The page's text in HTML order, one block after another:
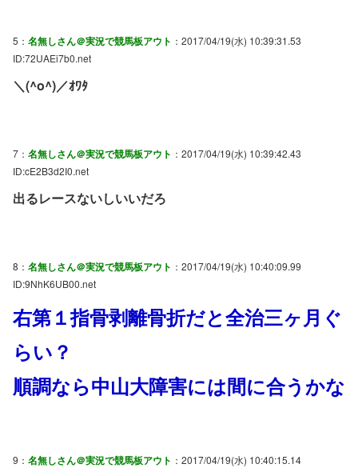
5： 名無しさん＠実況で競馬板アウト ：2017/04/19(水) 10:39:31.53
ID:72UAEi7b0.net
＼(^o^)／ｵﾜﾀ
7： 名無しさん＠実況で競馬板アウト ：2017/04/19(水) 10:39:42.43
ID:cE2B3d2I0.net
出るレースないしいいだろ
8： 名無しさん＠実況で競馬板アウト ：2017/04/19(水) 10:40:09.99
ID:9NhK6UB00.net
右第１指骨剥離骨折だと全治三ヶ月ぐ
らい？
順調なら中山大障害には間に合うかな
9： 名無しさん＠実況で競馬板アウト ：2017/04/19(水) 10:40:15.14